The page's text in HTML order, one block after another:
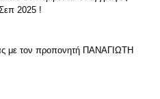
2025 !
με τον προπονητή ΠΑΝΑΓΙΩΤΗ